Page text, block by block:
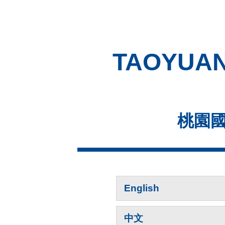
桃園
English
中文